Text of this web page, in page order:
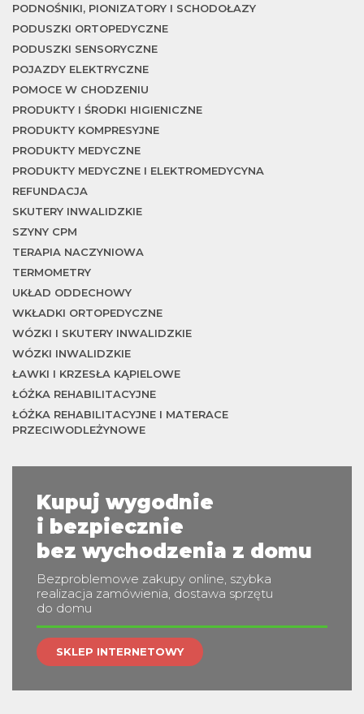
PODNOŚNIKI, PIONIZATORY I SCHODOŁAZY
PODUSZKI ORTOPEDYCZNE
PODUSZKI SENSORYCZNE
POJAZDY ELEKTRYCZNE
POMOCE W CHODZENIU
PRODUKTY I ŚRODKI HIGIENICZNE
PRODUKTY KOMPRESYJNE
PRODUKTY MEDYCZNE
PRODUKTY MEDYCZNE I ELEKTROMEDYCYNA
REFUNDACJA
SKUTERY INWALIDZKIE
SZYNY CPM
TERAPIA NACZYNIOWA
TERMOMETRY
UKŁAD ODDECHOWY
WKŁADKI ORTOPEDYCZNE
WÓZKI I SKUTERY INWALIDZKIE
WÓZKI INWALIDZKIE
ŁAWKI I KRZESŁA KĄPIELOWE
ŁÓŻKA REHABILITACYJNE
ŁÓŻKA REHABILITACYJNE I MATERACE
PRZECIWODLEŻYNOWE
Kupuj wygodnie
i bezpiecznie
bez wychodzenia z domu
Bezproblemowe zakupy online, szybka
realizacja zamówienia, dostawa sprzętu
do domu
SKLEP INTERNETOWY